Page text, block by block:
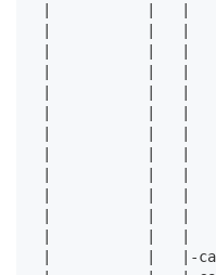
|           |   |   |
|           |   |
|           |   |   |-
|           |   |   |-
|           |   |   |-
|           |   |   |-
|           |   |   |-
|           |   |   |-
|           |   |   |-
|           |   |   |-
|           |   |-